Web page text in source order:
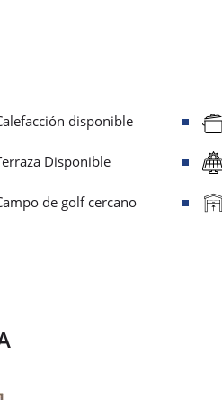
disponible
Disponible
de golf cercano